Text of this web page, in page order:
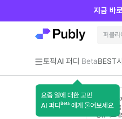
토픽AI 퍼디 Beta
요즘 일에 대한 고민
AI 퍼디 Beta 에게 물어보세요
BEST
지금 바
혼자 보기 아
콘텐츠를
공유해보세